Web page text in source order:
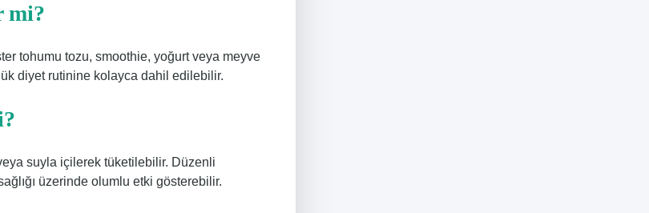
mi?
tohumu tozu, smoothie, yoğurt veya meyve
diyet rutinine kolayca dahil edilebilir.
suyla içilerek tüketilebilir. Düzenli
üzerinde olumlu etki gösterebilir.